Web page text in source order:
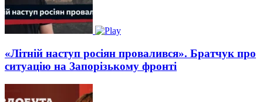
«Літній наступ росіян провалився». Братчук про
ситуацію на Запорізькому фронті